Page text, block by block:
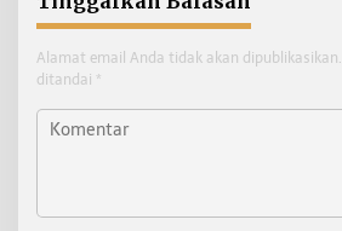
Alamat email Anda tidak akan dipublikasikan.
ditandai *